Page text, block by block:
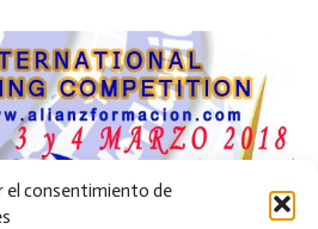
el consentimiento de